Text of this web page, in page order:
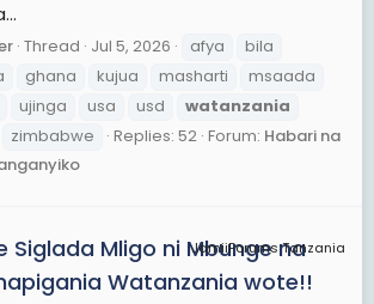
Thread Jul 5, 2026 afya
bila
ghana kujua masharti
msaada
ujinga usa usd
watanzania
zimbabwe Replies: 52 Forum: Habari na
JamiiForums Tanzania
Siglada Mligo ni Mbunge na
Watanzania wote!!